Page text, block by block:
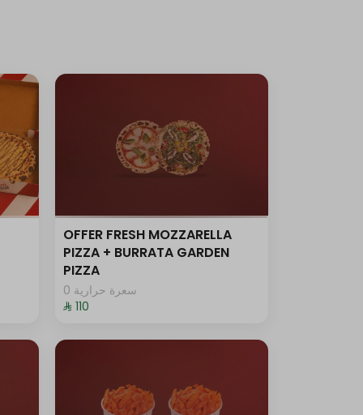
OFFER FRESH MOZZARELLA
PIZZA + BURRATA GARDEN
PIZZA
0 سعرة حرارية
⁨⁦‪‬ 110⁩